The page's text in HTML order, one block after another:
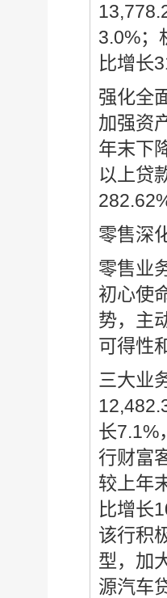
3.0%；
比增长
强化全
加强资
年末下
以上贷
零售深
零售业
初心使
势，主
可得性
三大业
长7.1%
行财富
较上年
比增长
该行积
型，加
源汽车